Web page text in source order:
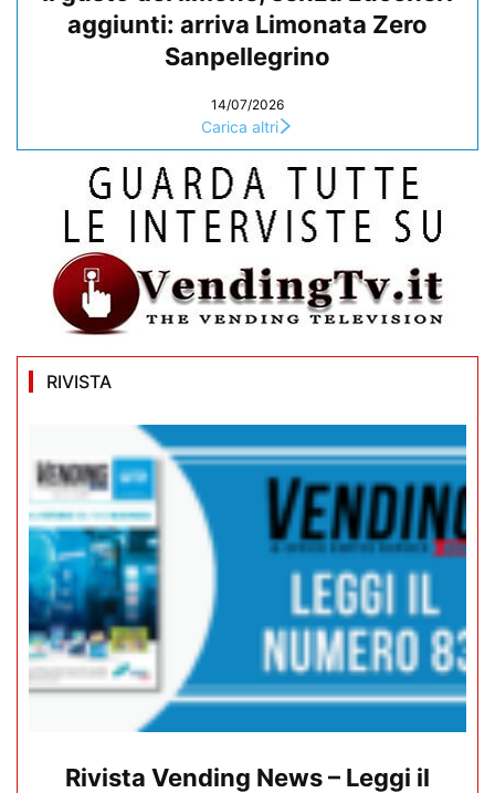
aggiunti: arriva Limonata Zero
Sanpellegrino
14/07/2026
Carica altri
RIVISTA
Rivista Vending News – Leggi il